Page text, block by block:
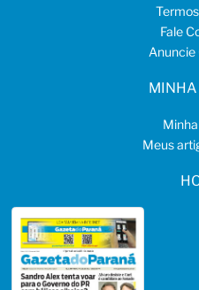
Fale
Anuncie
MINHA
Meus